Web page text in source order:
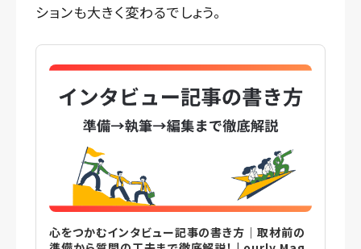
ションも大きく変わるでしょう。
心をつかむインタビュー記事の書き方｜取材前の